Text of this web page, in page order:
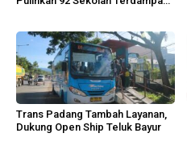
Trans Padang Tambah Layanan,
Dukung Open Ship Teluk Bayur